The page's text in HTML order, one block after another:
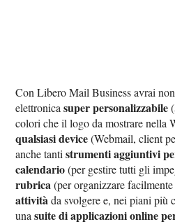
Con Libero Mail Business avrai
elettronicasuper personalizzabile
colori che il logo da mostrare nella
qualsiasi device(Webmail, client
anche tantistrumenti aggiuntivi
calendario(per gestire tutti gli
rubrica(per organizzare
attivitàda svolgere e, nei piani
unasuite di applicazioni online